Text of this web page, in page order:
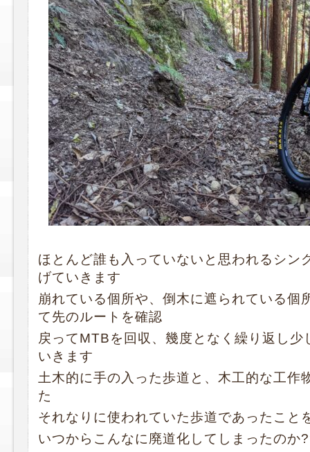
ほとんど誰も入っていないと思われるシン
げていきます
崩れている個所や、倒木に遮られている個
て先のルートを確認
戻ってMTBを回収、幾度となく繰り返し少
いきます
土木的に手の入った歩道と、木工的な工作
た
それなりに使われていた歩道であったこと
いつからこんなに廃道化してしまったのか